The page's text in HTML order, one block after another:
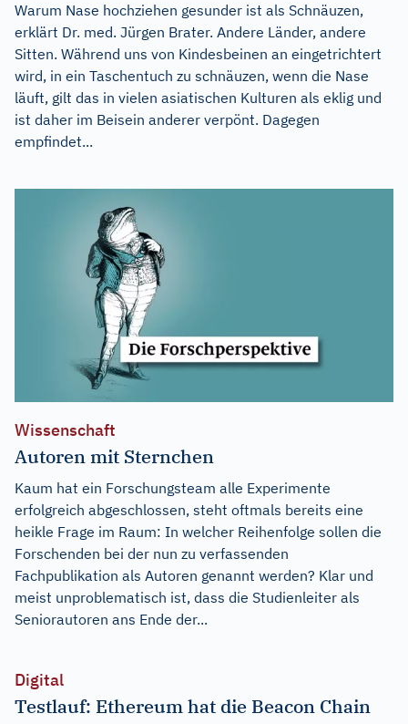
Warum Nase hochziehen gesunder ist als Schnäuzen,
erklärt Dr. med. Jürgen Brater. Andere Länder, andere
Sitten. Während uns von Kindesbeinen an eingetrichtert
wird, in ein Taschentuch zu schnäuzen, wenn die Nase
läuft, gilt das in vielen asiatischen Kulturen als eklig und
ist daher im Beisein anderer verpönt. Dagegen
empfindet...
Wissenschaft
Autoren mit Sternchen
Kaum hat ein Forschungsteam alle Experimente
erfolgreich abgeschlossen, steht oftmals bereits eine
heikle Frage im Raum: In welcher Reihenfolge sollen die
Forschenden bei der nun zu verfassenden
Fachpublikation als Autoren genannt werden? Klar und
meist unproblematisch ist, dass die Studienleiter als
Seniorautoren ans Ende der...
Digital
Testlauf: Ethereum hat die Beacon Chain